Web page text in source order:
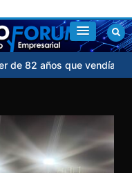
años que vendía cemitas